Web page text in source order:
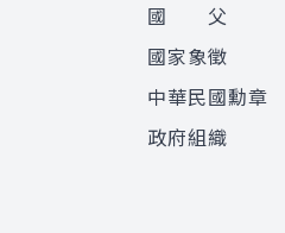
國 父
國家象徵
中華民國勳章
政府組織